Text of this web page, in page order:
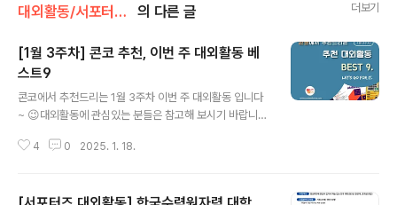
대외활동/서포터즈 • 기자단 의 다른 글 더보기
[1월 3주차] 콘코 추천, 이번 주 대외활동 베
스트9
콘코에서 추천드리는 1월 3주차 이번 주 대외활동 입니다
~ 😉대외활동에 관심있는 분들은 참고해 보시기 바랍니
의✔ 제6차 원자력 대학(원)생 시설견학 1박2일 무료 프로
4 0 2025. 1. 18.